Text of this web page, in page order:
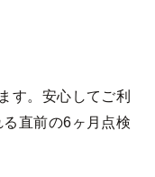
す。安心してご利
直前の6ヶ月点検